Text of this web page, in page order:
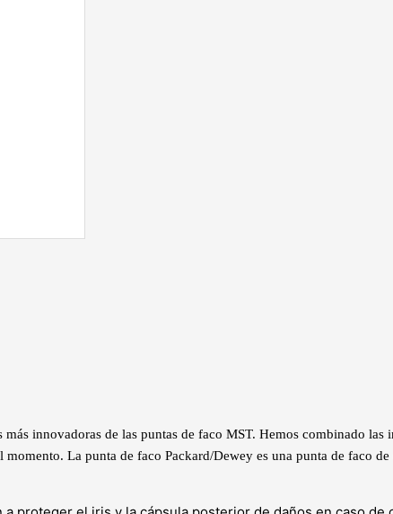
innovadoras de las puntas de faco MST. Hemos combinado
La punta de faco Packard/Dewey es una punta de faco